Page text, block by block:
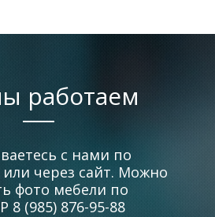
работаем
с нами по
или через сайт. Можно
фото мебели по
8 (985) 876-95-88